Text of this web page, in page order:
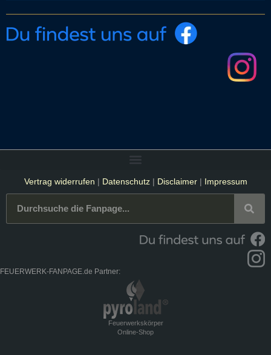
Vertrag widerrufen | Datenschutz| Disclaimer| Impressum
FEUERWERK-FANPAGE.de Partner:
Feuerwerkskörper
Online-Shop